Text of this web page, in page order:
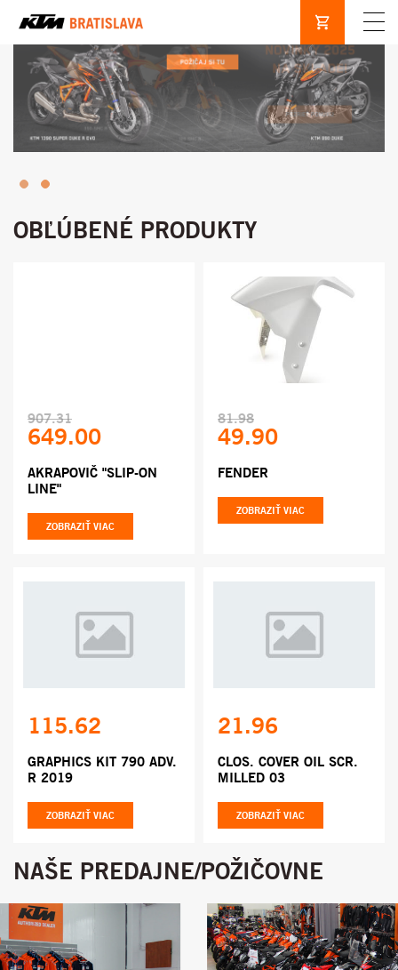
OBĽÚBENÉ PRODUKTY
907.31
649.00
AKRAPOVIČ "SLIP-ON
LINE"
ZOBRAZIŤ VIAC
81.98
49.90
FENDER
ZOBRAZIŤ VIAC
115.62
GRAPHICS KIT 790 ADV.
R 2019
ZOBRAZIŤ VIAC
21.96
CLOS. COVER OIL SCR.
MILLED 03
ZOBRAZIŤ VIAC
NAŠE PREDAJNE/POŽIČOVNE